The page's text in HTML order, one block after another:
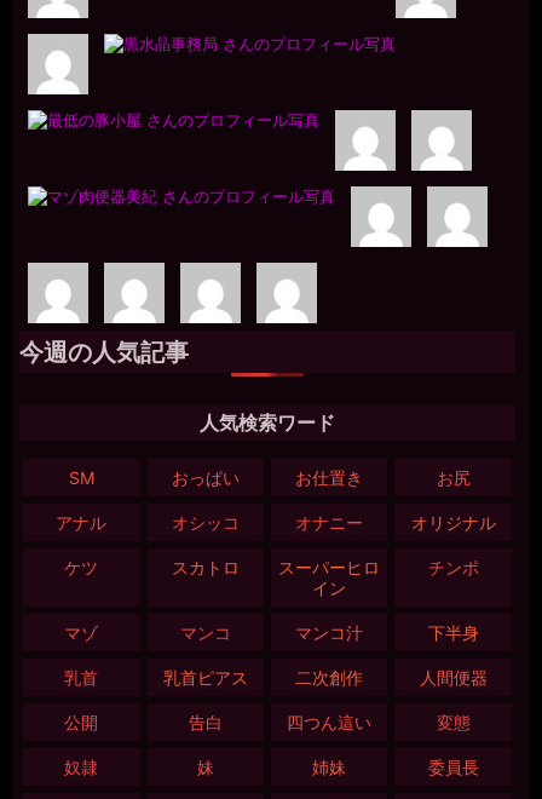
今週の人気記事
人気検索ワード
SM おっぱい お仕置き お尻
アナル オシッコ オナニー オリジナル
ケツ スカトロ
スーパーヒロ
イン
チンポ
マゾ マンコ マンコ汁 下半身
乳首 乳首ピアス 二次創作 人間便器
公開 告白 四つん這い 変態
奴隷 妹 姉妹 委員長